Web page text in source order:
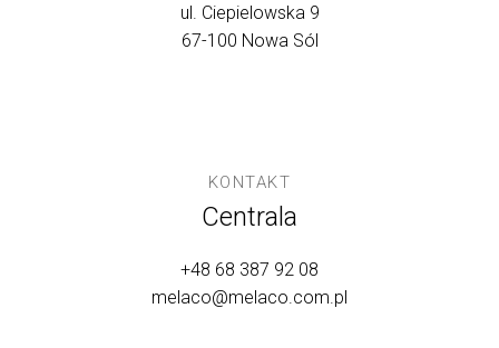
ul. Ciepielowska 9
67-100 Nowa Sól
KONTAKT
Centrala
+48 68 387 92 08
melaco@melaco.com.pl